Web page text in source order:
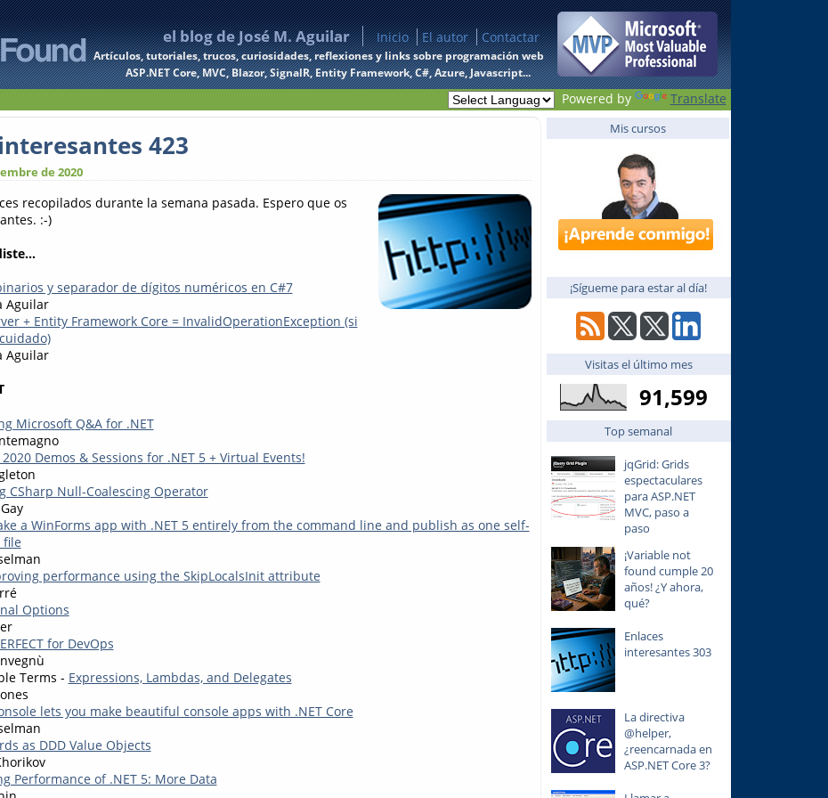
el blog de José M. Aguilar Inicio El autor Contactar
Artículos, tutoriales, trucos, curiosidades, reflexiones y links sobre programación web
ASP.NET Core, MVC, Blazor, SignalR, Entity Framework, C#, Azure, Javascript...
Powered by Translate
423
de 2020
recopilados durante la semana pasada. Espero que os
:-)
y separador de dígitos numéricos en C#7
Aguilar
+ Entity Framework Core = InvalidOperationException (si
Aguilar
Microsoft Q&A for .NET
2020 Demos & Sessions for .NET 5 + Virtual Events!
CSharp Null-Coalescing Operator
a WinForms app with .NET 5 entirely from the command line and publish as one self-
file
performance using the SkipLocalsInit attribute
Options
for DevOps
Terms - Expressions, Lambdas, and Delegates
lets you make beautiful console apps with .NET Core
as DDD Value Objects
Performance of .NET 5: More Data
Mis cursos
¡Sígueme para estar al día!
Visitas el último mes
91,599
Top semanal
jqGrid: Grids
espectaculares
para ASP.NET
MVC, paso a
paso
¡Variable not
found cumple 20
años! ¿Y ahora,
qué?
Enlaces
interesantes 303
La directiva
@helper,
¿reencarnada en
ASP.NET Core 3?